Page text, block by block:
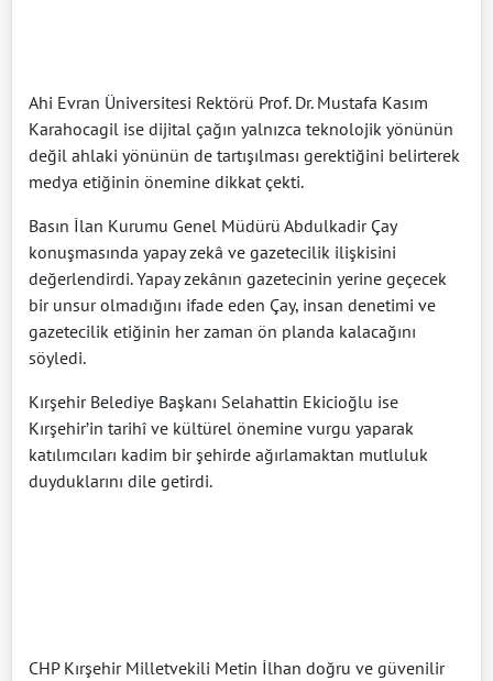
Ahi Evran Üniversitesi Rektörü Prof. Dr. Mustafa Kasım
Karahocagil ise dijital çağın yalnızca teknolojik yönünün
değil ahlaki yönünün de tartışılması gerektiğini belirterek
medya etiğinin önemine dikkat çekti.
Basın İlan Kurumu Genel Müdürü Abdulkadir Çay
konuşmasında yapay zekâ ve gazetecilik ilişkisini
değerlendirdi. Yapay zekânın gazetecinin yerine geçecek
bir unsur olmadığını ifade eden Çay, insan denetimi ve
gazetecilik etiğinin her zaman ön planda kalacağını
söyledi.
Kırşehir Belediye Başkanı Selahattin Ekicioğlu ise
Kırşehir’in tarihî ve kültürel önemine vurgu yaparak
katılımcıları kadim bir şehirde ağırlamaktan mutluluk
duyduklarını dile getirdi.
CHP Kırşehir Milletvekili Metin İlhan doğru ve güvenilir